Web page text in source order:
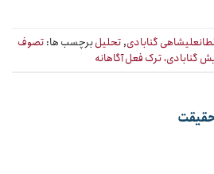
گنابادی, تحلیلبرچسب ها: تصوف
گنابادی، ترک فعل آگاهانه